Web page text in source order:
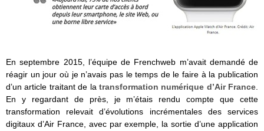
En septembre 2015, l’équipe de Frenchweb m’avait demandé de
réagir un jour où je n’avais pas le temps de le faire à la publication
d’un article traitant de la transformation numérique d’Air France
En y regardant de près, je m’étais rendu compte que cette
transformation relevait d’évolutions incrémentales des services
digitaux d’Air France, avec par exemple, la sortie d’une application